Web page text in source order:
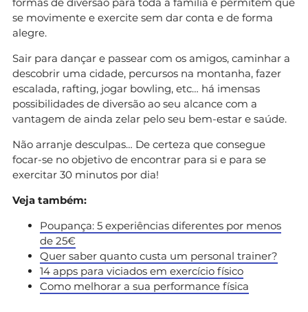
se movimente e exercite sem dar conta e de forma
alegre.
Sair para dançar e passear com os amigos, caminhar a
descobrir uma cidade, percursos na montanha, fazer
escalada, rafting, jogar bowling, etc… há imensas
possibilidades de diversão ao seu alcance com a
vantagem de ainda zelar pelo seu bem-estar e saúde.
Não arranje desculpas… De certeza que consegue
focar-se no objetivo de encontrar para si e para se
exercitar 30 minutos por dia!
Veja também:
Poupança: 5 experiências diferentes por menos
de 25€
Quer saber quanto custa um personal trainer?
14 apps para viciados em exercício físico
Como melhorar a sua performance física